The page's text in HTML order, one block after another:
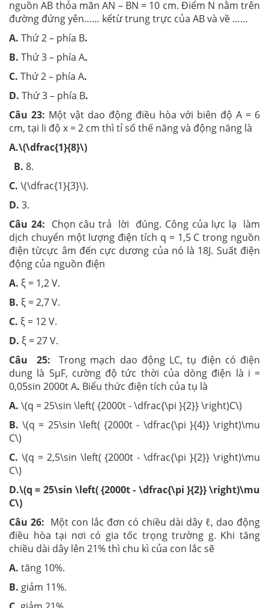
nguồn AB thỏa mãn AN – BN = 10 cm. Điểm N nằm trên
đường đứng yên…… kểtừ trung trực của AB và về ……
A. Thứ 2 – phía B.
B. Thứ 3 – phía A.
C. Thứ 2 – phía A.
D. Thứ 3 – phía B.
Câu 23: Một vật dao động điều hòa với biên độ A = 6
cm, tại li độ x = 2 cm thì tỉ số thế năng và động năng là
A.\(\dfrac{1}{8}\)
B. 8.
C. \(\dfrac{1}{3}\).
D. 3.
Câu 24: Chọn câu trả lời đúng. Công của lực lạ làm
dịch chuyển một lượng điện tích q = 1,5 C trong nguồn
điện từcực âm đến cực dương của nó là 18J. Suất điện
động của nguồn điện
A. ξ = 1,2 V.
B. ξ = 2,7 V.
C. ξ = 12 V.
D. ξ = 27 V.
Câu 25: Trong mạch dao động LC, tụ điện có điện
dung là 5µF, cường độ tức thời của dòng điện là i =
0,05sin 2000t A. Biểu thức điện tích của tụ là
A. \(q = 25\sin \left( {2000t - \dfrac{\pi }{2}} \right)C\)
B. \(q = 25\sin \left( {2000t - \dfrac{\pi }{4}} \right)\mu
C\)
C. \(q = 2,5\sin \left( {2000t - \dfrac{\pi }{2}} \right)\mu
C\)
D.\(q = 25\sin \left( {2000t - \dfrac{\pi }{2}} \right)\mu
C\)
Câu 26: Một con lắc đơn có chiều dài dây ℓ, dao động
điều hòa tại nơi có gia tốc trọng trường g. Khi tăng
chiều dài dây lên 21% thì chu kì của con lắc sẽ
A. tăng 10%.
B. giảm 11%.